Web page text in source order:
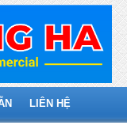
LIÊN HỆ